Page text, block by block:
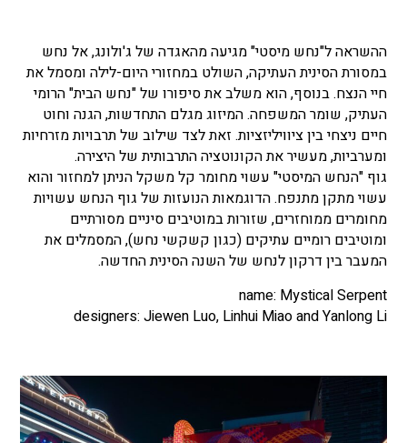
ההשראה ל"נחש מיסטי" מגיעה מהאגדה של ג'ולונג, אל נחש
במסורת הסינית העתיקה, השולט במחזורי היום-לילה ומסמל את
חיי הנצח. בנוסף, הוא משלב את סיפורו של "נחש הבית" הרומי
העתיק, שומר המשפחה. המיזוג מגלם התחדשות, הגנה וחוט
חיים ניצחי בין ציוויליזציות. זאת לצד שילוב של תרבויות מזרחיות
ומערביות, מעשיר את הקונוטציה התרבותית של היצירה.
גוף "הנחש המיסטי" עשוי מחומר קל משקל הניתן למחזור והוא
עשוי מתקן מתנפח. הדוגמאות הנועזות של גוף הנחש עשויות
מחומרים ממוחזרים, שזורות במוטיבים סיניים מסורתיים
ומוטיבים רומיים עתיקים (כגון קשקשי נחש), המסמלים את
המעבר בין דרקון לנחש של השנה הסינית החדשה.
name: Mystical Serpent
designers: Jiewen Luo, Linhui Miao and Yanlong Li